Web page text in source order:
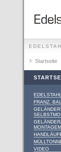
Startseite
FRANZ.
VIDEO